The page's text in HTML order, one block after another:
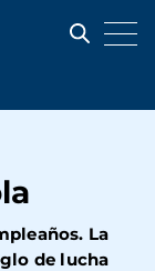
La
de lucha